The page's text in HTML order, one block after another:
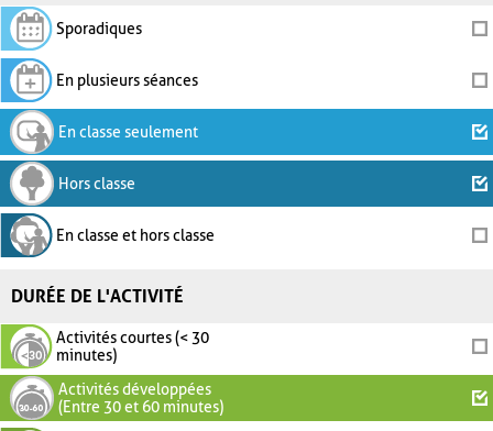
Sporadiques
En plusieurs séances
En classe seulement
Hors classe
En classe et hors classe
DURÉE DE L'ACTIVITÉ
Activités courtes (< 30
minutes)
Activités développées
(Entre 30 et 60 minutes)